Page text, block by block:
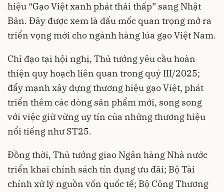
hiệu “Gạo Việt xanh phát thải thấp” sang Nhật
Bản. Đây được xem là dấu mốc quan trọng mở ra
triển vọng mới cho ngành hàng lúa gạo Việt Nam.
Chỉ đạo tại hội nghị, Thủ tướng yêu cầu hoàn
thiện quy hoạch liên quan trong quý III/2025;
đẩy mạnh xây dựng thương hiệu gạo Việt, phát
triển thêm các dòng sản phẩm mới, song song
với việc giữ vững uy tín của những thương hiệu
nổi tiếng như ST25.
Đồng thời, Thủ tướng giao Ngân hàng Nhà nước
triển khai chính sách tín dụng ưu đãi; Bộ Tài
chính xử lý nguồn vốn quốc tế; Bộ Công Thương